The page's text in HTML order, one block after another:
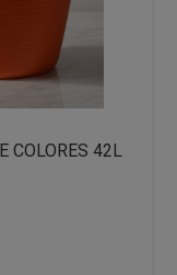
COLORES 42L